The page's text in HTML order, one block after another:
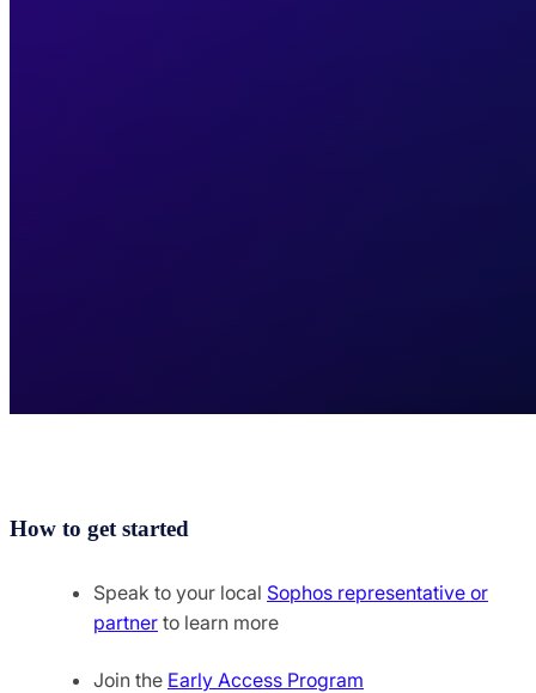
How to get started
Speak to your local Sophos representative or
partner to learn more
Join the Early Access Program